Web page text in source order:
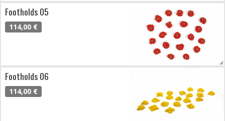
Footholds 05
114,00 €
Footholds 06
114,00 €